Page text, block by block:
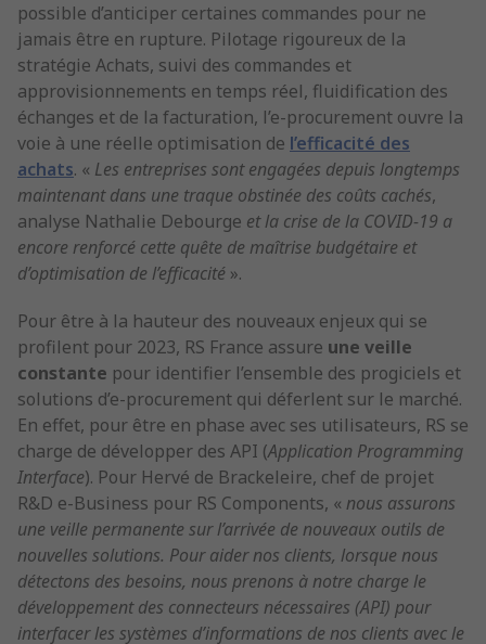
possible d’anticiper certaines commandes pour ne
jamais être en rupture. Pilotage rigoureux de la
stratégie Achats, suivi des commandes et
approvisionnements en temps réel, fluidification des
échanges et de la facturation, l’e-procurement ouvre la
voie à une réelle optimisation de l’efficacité des
achats. « Les entreprises sont engagées depuis longtemps
maintenant dans une traque obstinée des coûts cachés,
analyse Nathalie Debourge et la crise de la COVID-19 a
encore renforcé cette quête de maîtrise budgétaire et
d’optimisation de l’efficacité ».
Pour être à la hauteur des nouveaux enjeux qui se
profilent pour 2023, RS France assure une veille
constante pour identifier l’ensemble des progiciels et
solutions d’e-procurement qui déferlent sur le marché.
En effet, pour être en phase avec ses utilisateurs, RS se
charge de développer des API (Application Programming
Interface). Pour Hervé de Brackeleire, chef de projet
R&D e-Business pour RS Components, « nous assurons
une veille permanente sur l’arrivée de nouveaux outils de
nouvelles solutions. Pour aider nos clients, lorsque nous
détectons des besoins, nous prenons à notre charge le
développement des connecteurs nécessaires (API) pour
interfacer les systèmes d’informations de nos clients avec le